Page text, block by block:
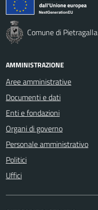
Comune di Pietragalla
AMMINISTRAZIONE
Aree amministrative
Documenti e dati
Enti e fondazioni
Organi di governo
Personale amministrativo
Politici
Uffici